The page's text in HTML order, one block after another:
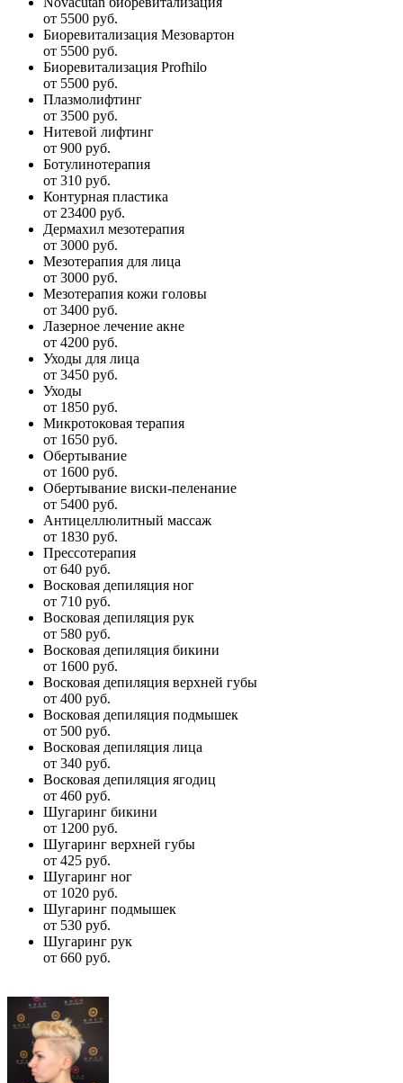
от 5500 руб.
Биоревитализация Мезовартон
от 5500 руб.
Биоревитализация Profhilo
от 5500 руб.
Плазмолифтинг
от 3500 руб.
Нитевой лифтинг
от 900 руб.
Ботулинотерапия
от 310 руб.
Контурная пластика
от 23400 руб.
Дермахил мезотерапия
от 3000 руб.
Мезотерапия для лица
от 3000 руб.
Мезотерапия кожи головы
от 3400 руб.
Лазерное лечение акне
от 4200 руб.
Уходы для лица
от 3450 руб.
Уходы
от 1850 руб.
Микротоковая терапия
от 1650 руб.
Обертывание
от 1600 руб.
Обертывание виски-пеленание
от 5400 руб.
Антицеллюлитный массаж
от 1830 руб.
Прессотерапия
от 640 руб.
Восковая депиляция ног
от 710 руб.
Восковая депиляция рук
от 580 руб.
Восковая депиляция бикини
от 1600 руб.
Восковая депиляция верхней губы
от 400 руб.
Восковая депиляция подмышек
от 500 руб.
Восковая депиляция лица
от 340 руб.
Восковая депиляция ягодиц
от 460 руб.
Шугаринг бикини
от 1200 руб.
Шугаринг верхней губы
от 425 руб.
Шугаринг ног
от 1020 руб.
Шугаринг подмышек
от 530 руб.
Шугаринг рук
от 660 руб.